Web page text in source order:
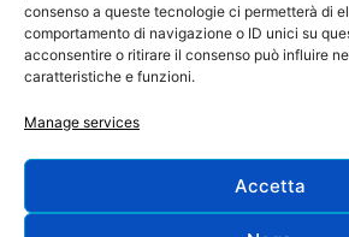
consenso a queste tecnologie ci permetterà di
comportamento di navigazione o ID unici su
acconsentire o ritirare il consenso può influire
caratteristiche e funzioni.
Manage services
Accetta
Progetto e sviluppo: